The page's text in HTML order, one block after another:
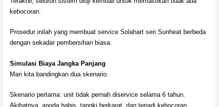
kebocoran.
Prosedur inilah yang membuat service Solahart seri Sunheat berbeda
dengan sekadar pembersihan biasa.
Simulasi Biaya Jangka Panjang
Mari kita bandingkan dua skenario.
Skenario pertama: unit tidak pernah diservice selama 6 tahun.
Akibatnya, anoda habis, tangki berkarat, dan terjadi kebocoran